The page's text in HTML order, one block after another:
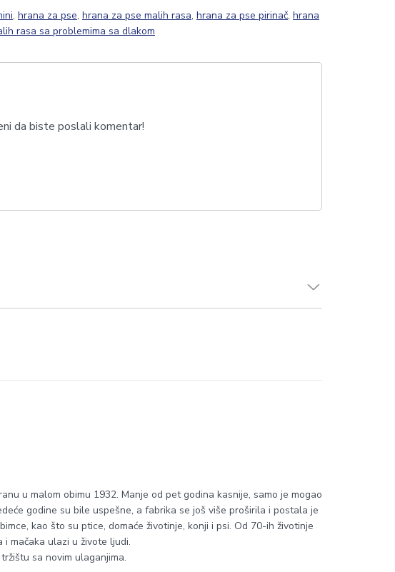
, hrana za pse, hrana za pse malih rasa, hrana za pse pirinač, hrana
rasa sa problemima sa dlakom
da biste poslali komentar!
u malom obimu 1932. Manje od pet godina kasnije, samo je mogao
godine su bile uspešne, a fabrika se još više proširila i postala je
kao što su ptice, domaće životinje, konji i psi. Od 70-ih životinje
mačaka ulazi u živote ljudi.
sa novim ulaganjima.